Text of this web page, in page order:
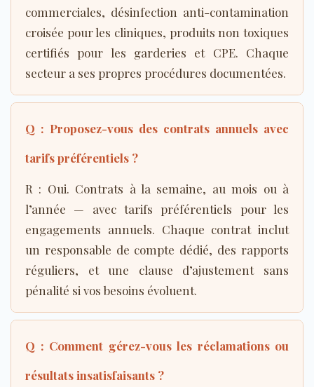
commerciales, désinfection anti-contamination
croisée pour les cliniques, produits non toxiques
certifiés pour les garderies et CPE. Chaque
secteur a ses propres procédures documentées.
Q : Proposez-vous des contrats annuels avec
tarifs préférentiels ?
R : Oui. Contrats à la semaine, au mois ou à
l’année — avec tarifs préférentiels pour les
engagements annuels. Chaque contrat inclut
un responsable de compte dédié, des rapports
réguliers, et une clause d’ajustement sans
pénalité si vos besoins évoluent.
Q : Comment gérez-vous les réclamations ou
résultats insatisfaisants ?